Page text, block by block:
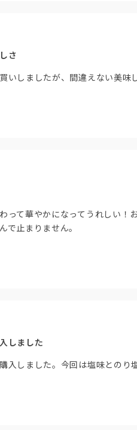
さ
いしましたが、間違えない美味
って華やかになってうれしい
で止まりません。
しました
入しました。今回は塩味との